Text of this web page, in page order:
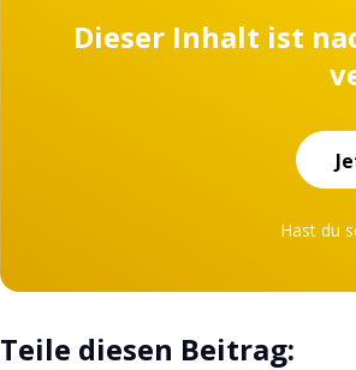
Dieser Inhalt ist
Hast du
Teile diesen Beitrag: